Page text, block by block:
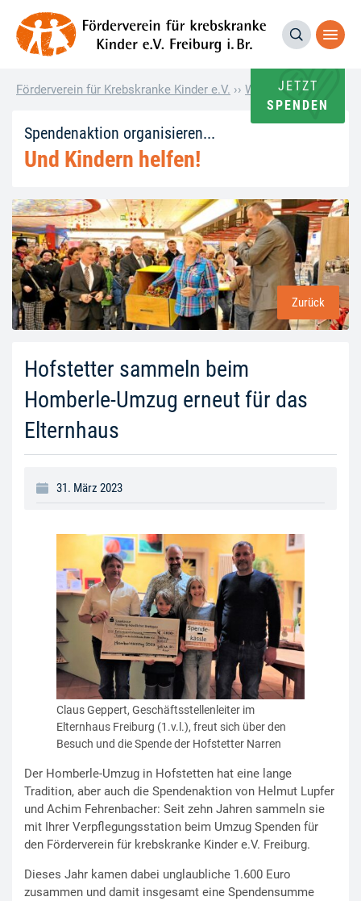
JETZT
SPENDEN
Förderverein für Krebskranke Kinder e.V. ›› Wie andere helfen
Spendenaktion organisieren...
Und Kindern helfen!
Hofstetter sammeln beim
Homberle-Umzug erneut für das
Elternhaus
Zurück
31. März 2023
Claus Geppert, Geschäftsstellenleiter im
Elternhaus Freiburg (1.v.l.), freut sich über den
Besuch und die Spende der Hofstetter Narren
Der Homberle-Umzug in Hofstetten hat eine lange
Tradition, aber auch die Spendenaktion von Helmut Lupfer
und Achim Fehrenbacher: Seit zehn Jahren sammeln sie
mit Ihrer Verpflegungsstation beim Umzug Spenden für
den Förderverein für krebskranke Kinder e.V. Freiburg.
Dieses Jahr kamen dabei unglaubliche 1.600 Euro
zusammen und damit insgesamt eine Spendensumme